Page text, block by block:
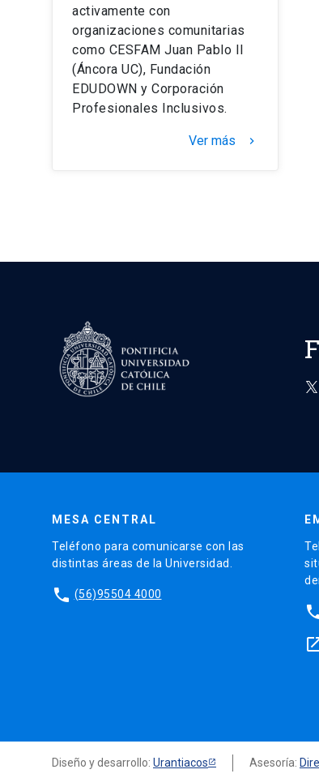
activamente con
organizaciones comunitarias
como CESFAM Juan Pablo II
(Áncora UC), Fundación
EDUDOWN y Corporación
Profesionales Inclusivos.
Ver más keyboard_arrow_right
MESA CENTRAL
Teléfono para comunicarse con las
distintas áreas de la Universidad.
phone (56)95504 4000
Diseño y desarrollo: Urantiacos Asesoría: